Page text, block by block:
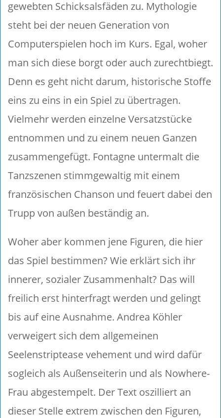
gewebten Schicksalsfäden zu. Mythologie
steht bei der neuen Generation von
Computerspielen hoch im Kurs. Egal, woher
man sich diese borgt oder auch zurechtbiegt.
Denn es geht nicht darum, historische Stoffe
eins zu eins in ein Spiel zu übertragen.
Vielmehr werden einzelne Versatzstücke
entnommen und zu einem neuen Ganzen
zusammengefügt. Fontagne untermalt die
Tanzszenen stimmgewaltig mit einem
französischen Chanson und feuert dabei den
Trupp von außen beständig an.
Woher aber kommen jene Figuren, die hier
das Spiel bestimmen? Wie erklärt sich ihr
innerer, sozialer Zusammenhalt? Das will
freilich erst hinterfragt werden und gelingt
bis auf eine Ausnahme. Andrea Köhler
verweigert sich dem allgemeinen
Seelenstriptease vehement und wird dafür
sogleich als Außenseiterin und als Nowhere-
Frau abgestempelt. Der Text oszilliert an
dieser Stelle extrem zwischen den Figuren,